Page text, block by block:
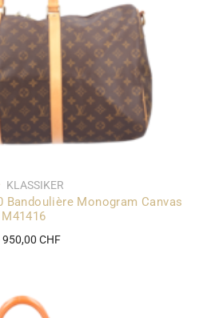
KLASSIKER
Monogram Canvas
M41416
950,00 CHF